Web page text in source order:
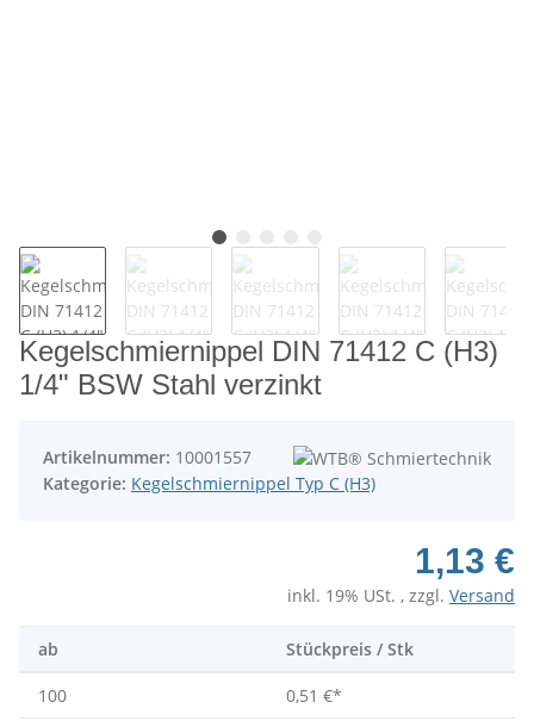
Kegelschmiernippel DIN 71412 C (H3)
1/4" BSW Stahl verzinkt
Artikelnummer: 10001557
Kategorie: Kegelschmiernippel Typ C (H3)
1,13 €
inkl. 19% USt. , zzgl. Versand
ab Stückpreis / Stk
100 0,51 €*